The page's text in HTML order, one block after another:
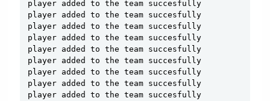
player added to the team succesfully
player added to the team succesfully
player added to the team succesfully
player added to the team succesfully
player added to the team succesfully
player added to the team succesfully
player added to the team succesfully
player added to the team succesfully
player added to the team succesfully